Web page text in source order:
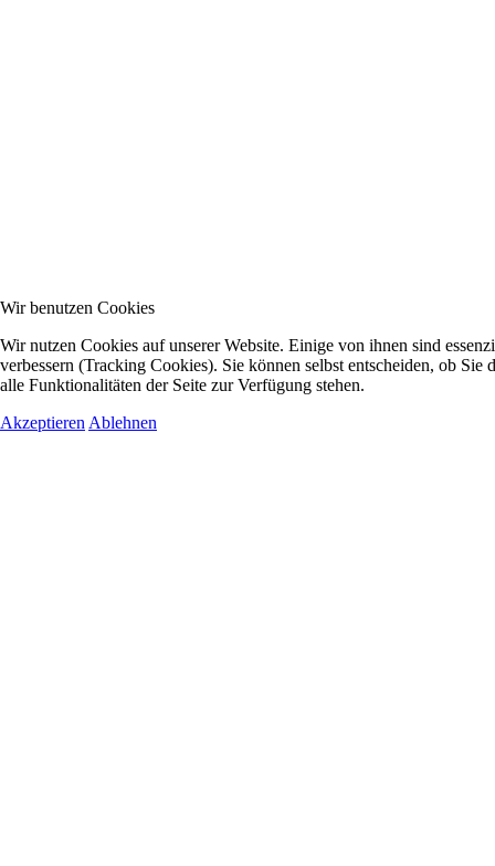
Wir benutzen Cookies
Wir nutzen Cookies auf unserer Website. Einige von ihnen sind
verbessern (Tracking Cookies). Sie können selbst entscheiden, ob
alle Funktionalitäten der Seite zur Verfügung stehen.
Akzeptieren Ablehnen